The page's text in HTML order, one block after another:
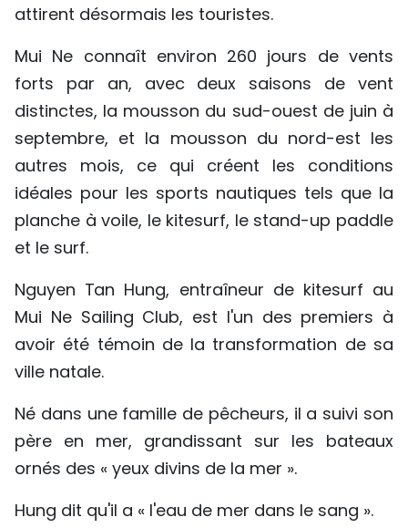
attirent désormais les touristes.
Mui Ne connaît environ 260 jours de vents
forts par an, avec deux saisons de vent
distinctes, la mousson du sud-ouest de juin à
septembre, et la mousson du nord-est les
autres mois, ce qui créent les conditions
idéales pour les sports nautiques tels que la
planche à voile, le kitesurf, le stand-up paddle
et le surf.
Nguyen Tan Hung, entraîneur de kitesurf au
Mui Ne Sailing Club, est l'un des premiers à
avoir été témoin de la transformation de sa
ville natale.
Né dans une famille de pêcheurs, il a suivi son
père en mer, grandissant sur les bateaux
ornés des « yeux divins de la mer ».
Hung dit qu'il a « l'eau de mer dans le sang ».